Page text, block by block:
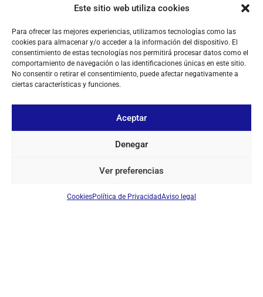
Este sitio web utiliza cookies
Para ofrecer las mejores experiencias, utilizamos tecnologías como las
cookies para almacenar y/o acceder a la información del dispositivo. El
consentimiento de estas tecnologías nos permitirá procesar datos como el
comportamiento de navegación o las identificaciones únicas en este sitio.
No consentir o retirar el consentimiento, puede afectar negativamente a
ciertas características y funciones.
Aceptar
Denegar
Ver preferencias
CookiesPolítica de PrivacidadAviso legal